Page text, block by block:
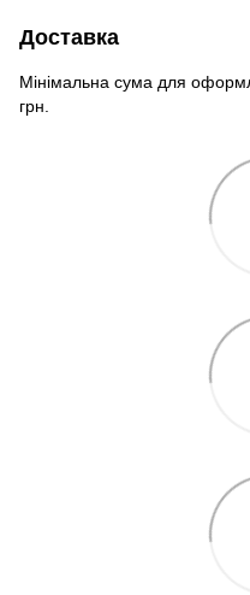
Доставка
Мінімальна сума для
грн.